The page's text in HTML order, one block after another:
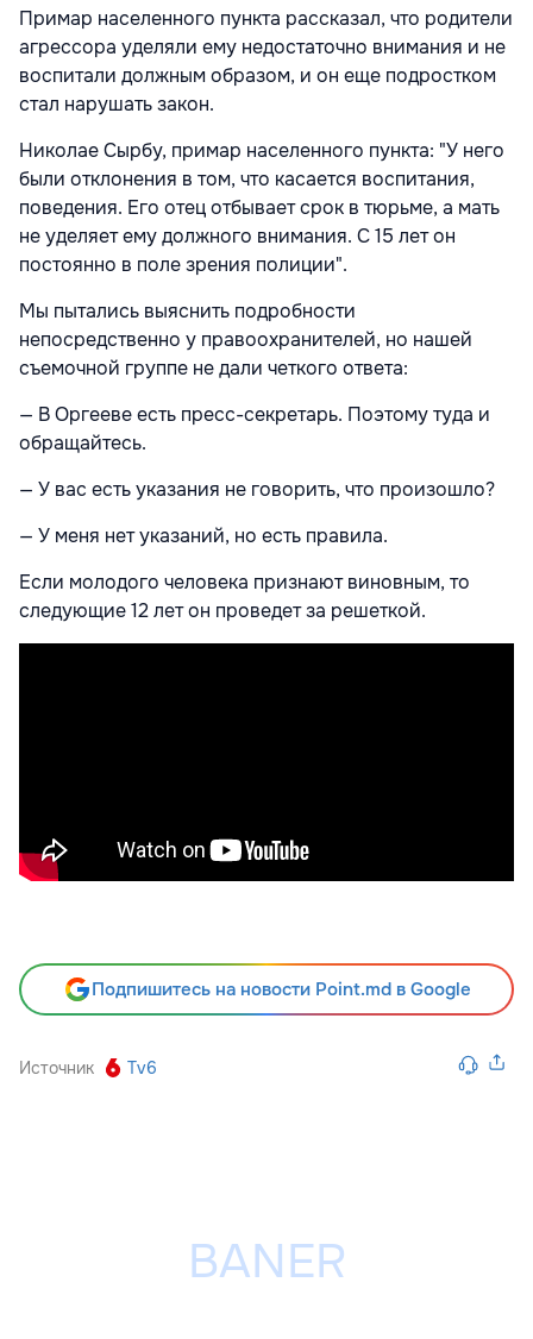
Примар населенного пункта рассказал, что родители
агрессора уделяли ему недостаточно внимания и не
воспитали должным образом, и он еще подростком
стал нарушать закон.
Николае Сырбу, примар населенного пункта: "У него
были отклонения в том, что касается воспитания,
поведения. Его отец отбывает срок в тюрьме, а мать
не уделяет ему должного внимания. С 15 лет он
постоянно в поле зрения полиции".
Мы пытались выяснить подробности
непосредственно у правоохранителей, но нашей
съемочной группе не дали четкого ответа:
— В Оргееве есть пресс-секретарь. Поэтому туда и
обращайтесь.
— У вас есть указания не говорить, что произошло?
— У меня нет указаний, но есть правила.
Если молодого человека признают виновным, то
следующие 12 лет он проведет за решеткой.
Подпишитесь на новости Point.md в Google
Источник Tv6